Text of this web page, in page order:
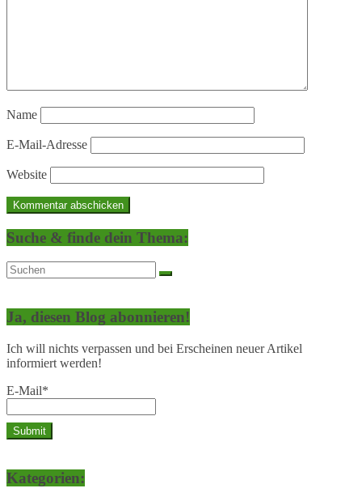
Name
E-Mail-Adresse
Website
Suche & finde dein Thema:
Ja, diesen Blog abonnieren!
Ich will nichts verpassen und bei Erscheinen neuer Artikel
informiert werden!
E-Mail*
Kategorien: